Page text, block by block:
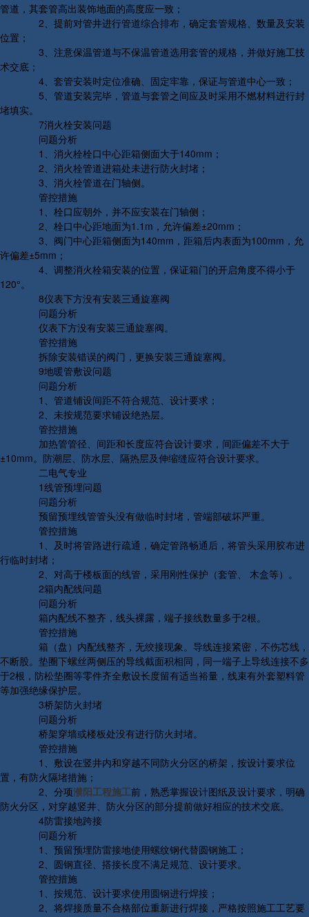
管道，其套管高出装饰地面的高度应一致；
2、提前对管井进行管道综合排布，确定套管规格、数量及安装
位置；
3、注意保温管道与不保温管道选用套管的规格，并做好施工技
术交底；
4、套管安装时定位准确、固定牢靠，保证与管道中心一致；
5、管道安装完毕，管道与套管之间应及时采用不燃材料进行封
堵填实。
7消火栓安装问题
问题分析
1、消火栓栓口中心距箱侧面大于140mm；
2、消火栓管道进箱处未进行防火封堵；
3、消火栓管道在门轴侧。
管控措施
1、栓口应朝外，并不应安装在门轴侧；
2、栓口中心距地面为1.1m，允许偏差±20mm；
3、阀门中心距箱侧面为140mm，距箱后内表面为100mm，允
许偏差±5mm；
4、调整消火栓箱安装的位置，保证箱门的开启角度不得小于
120°。
8仪表下方没有安装三通旋塞阀
问题分析
仪表下方没有安装三通旋塞阀。
管控措施
拆除安装错误的阀门，更换安装三通旋塞阀。
9地暖管敷设问题
问题分析
1、管道铺设间距不符合规范、设计要求；
2、未按规范要求铺设绝热层。
管控措施
加热管管径、间距和长度应符合设计要求，间距偏差不大于
±10mm。防潮层、防水层、隔热层及伸缩缝应符合设计要求。
二电气专业
1线管预埋问题
问题分析
预留预埋线管管头没有做临时封堵，管端部破坏严重。
管控措施
1、及时将管路进行疏通，确定管路畅通后，将管头采用胶布进
行临时封堵；
2、对高于楼板面的线管，采用刚性保护（套管、 木盒等）。
2箱内配线问题
问题分析
箱内配线不整齐，线头裸露，端子接线数量多于2根。
管控措施
箱（盘）内配线整齐，无绞接现象。导线连接紧密，不伤芯线，
不断股。垫圈下螺丝两侧压的导线截面积相同，同一端子上导线连接不多
于2根，防松垫圈等零件齐全敷设长度留有适当裕量，线束有外套塑料管
等加强绝缘保护层。
3桥架防火封堵
问题分析
桥架穿墙或楼板处没有进行防火封堵。
管控措施
1、敷设在竖井内和穿越不同防火分区的桥架，按设计要求位
置，有防火隔堵措施；
2、分项濮阳工程施工前，熟悉掌握设计图纸及设计要求，明确
防火分区，对穿越竖井、防火分区的部分提前做好相应的技术交底。
4防雷接地跨接
问题分析
1、预留预埋防雷接地使用螺纹钢代替圆钢施工；
2、圆钢直径、搭接长度不满足规范、设计要求。
管控措施
1、按规范、设计要求使用圆钢进行焊接；
2、将焊接质量不合格部位重新进行焊接，严格按照施工工艺要